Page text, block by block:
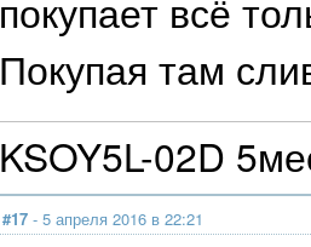
покупает всё
Покупая там
KSOY5L-02D
#17 - 5 апреля 2016 в 22:21